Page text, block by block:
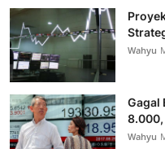
Wahyu
Gagal
8.000,
Wahyu